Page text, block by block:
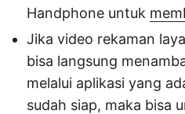
Handphone untuk
Jika video rekaman
bisa langsung
melalui aplikasi yang
sudah siap, maka bisa